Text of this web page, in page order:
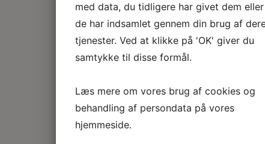
med data, du tidligere har givet dem eller
de har indsamlet gennem din brug af
tjenester. Ved at klikke på 'OK' giver du
samtykke til disse formål.
Læs mere om vores brug af cookies og
behandling af persondata på vores
hjemmeside.